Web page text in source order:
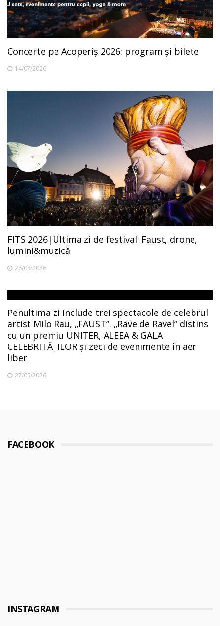
Concerte pe Acoperiș 2026: program și bilete
14/07/2026
FITS 2026|Ultima zi de festival: Faust, drone,
lumini&muzică
28/06/2026
Penultima zi include trei spectacole de celebrul
artist Milo Rau, „FAUST”, „Rave de Ravel” distins
cu un premiu UNITER, ALEEA & GALA
CELEBRITĂȚILOR și zeci de evenimente în aer
liber
27/06/2026
FACEBOOK
INSTAGRAM